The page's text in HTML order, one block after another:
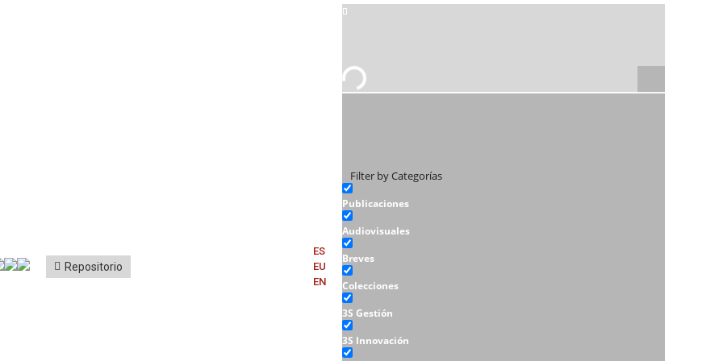
Repositorio
ES
EU
EN
Filter by Categorías
Publicaciones
Audiovisuales
Breves
Colecciones
3S Gestión
3S Innovación